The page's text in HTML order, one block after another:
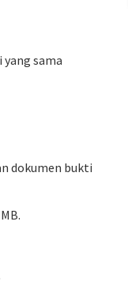
sama
dokumen bukti